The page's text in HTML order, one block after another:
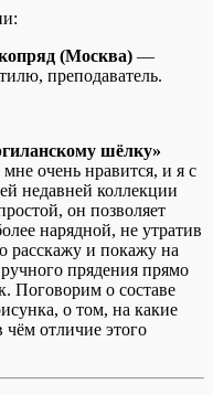
(Москва) —
преподаватель.
шёлку»
очень нравится, и я с
недавней коллекции
он позволяет
нарядной, не утратив
расскажу и покажу на
прядения прямо
Поговорим о составе
о том, на какие
отличие этого